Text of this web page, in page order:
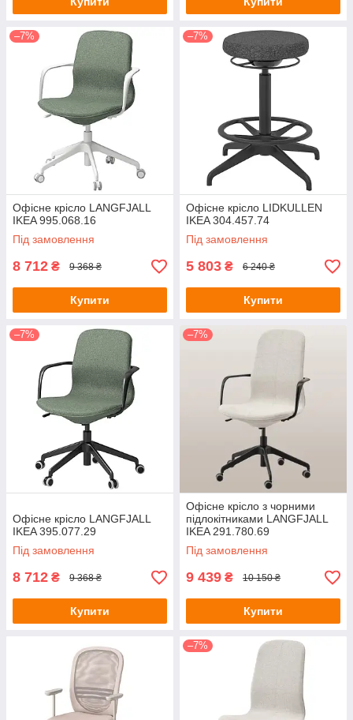
–7%
Офісне крісло LANGFJALL
IKEA 995.068.16
Під замовлення
8 712 ₴ 9 368 ₴
Купити
–7%
Офісне крісло LIDKULLEN
IKEA 304.457.74
Під замовлення
5 803 ₴ 6 240 ₴
Купити
–7%
Офісне крісло LANGFJALL
IKEA 395.077.29
Під замовлення
8 712 ₴ 9 368 ₴
Купити
–7%
Офісне крісло з чорними
підлокітниками LANGFJALL
IKEA 291.780.69
Під замовлення
9 439 ₴ 10 150 ₴
Купити
–7%